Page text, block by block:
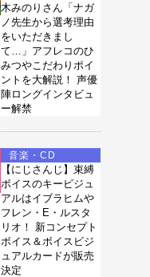
木みのりさん「ナガ
ノ先生から選考理由
をいただきまし
て…」アフレコのひ
みつやこだわりポイ
ントを大解説！ 声優
陣ロングインタビュ
ー解禁
音楽・CD
【にじさんじ】束縛
ボイスのキービジュ
アルはイブラヒムや
フレン・E・ルスタ
リオ！ 新コンセプト
ボイス＆ボイスビジ
ュアルカードが販売
決定